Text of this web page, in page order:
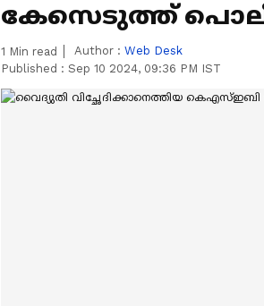
കേസെടുത്ത്
1 Min read Author : Web Desk
Published : Sep 10 2024, 09:36 PM IST